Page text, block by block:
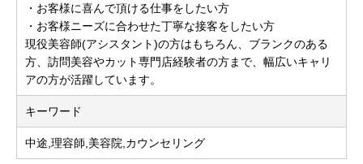
・お客様に喜んで頂ける仕事をしたい方
・お客様ニーズに合わせた丁寧な接客をしたい方
現役美容師(アシスタント)の方はもちろん、ブランクのある
方、訪問美容やカット専門店経験者の方まで、幅広いキャリ
アの方が活躍しています。
キーワード
中途,理容師,美容院,カウンセリング